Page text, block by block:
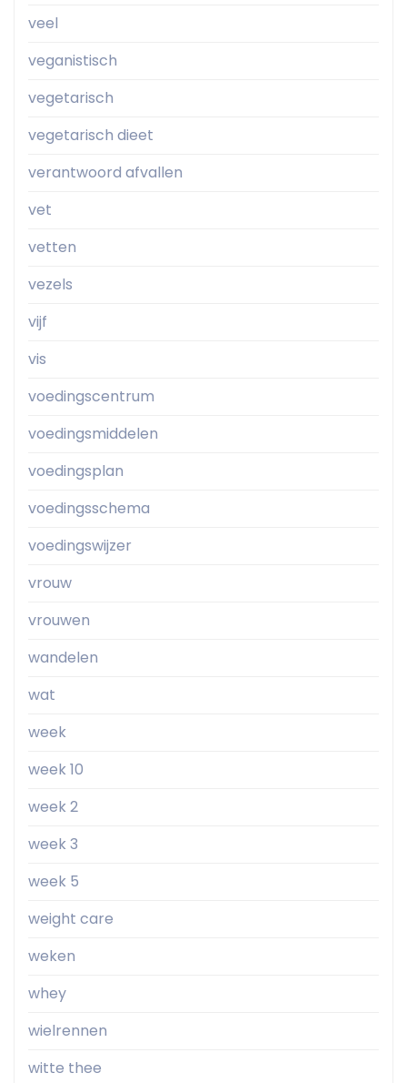
veel
veganistisch
vegetarisch
vegetarisch dieet
verantwoord afvallen
vet
vetten
vezels
vijf
vis
voedingscentrum
voedingsmiddelen
voedingsplan
voedingsschema
voedingswijzer
vrouw
vrouwen
wandelen
wat
week
week 10
week 2
week 3
week 5
weight care
weken
whey
wielrennen
witte thee